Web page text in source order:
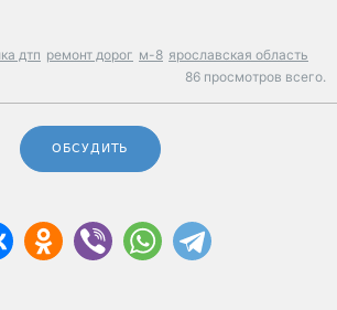
дтп ремонт дорог м-8 ярославская область
86 просмотров всего.
ОБСУДИТЬ